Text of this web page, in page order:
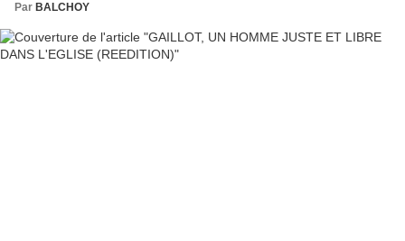
Par BALCHOY